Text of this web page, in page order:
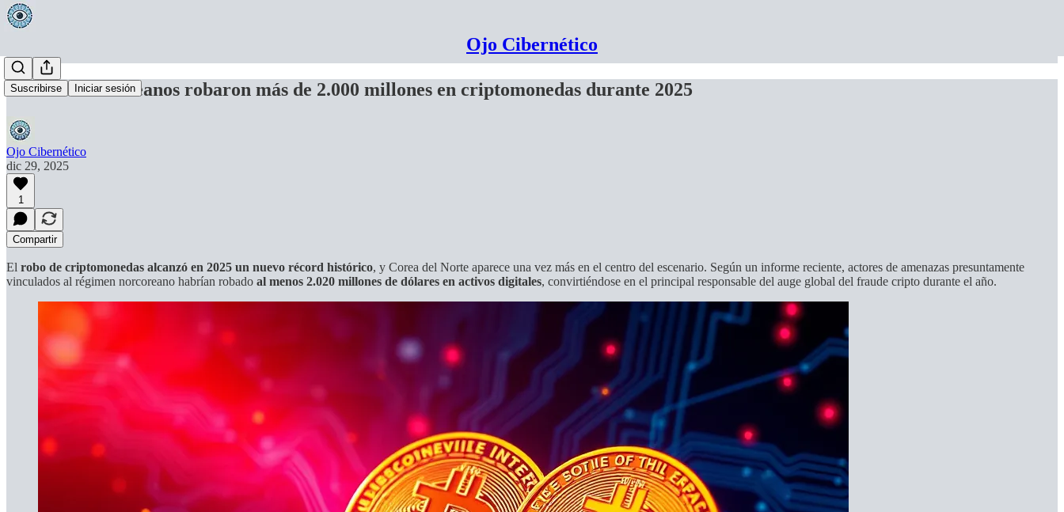
Ojo Cibernético
Suscribirse Iniciar sesión
Hackers norcoreanos robaron más de 2.000 millones en criptomonedas durante 2025
Ojo Cibernético
dic 29, 2025
1
Compartir
El robo de criptomonedas alcanzó en 2025 un nuevo récord histórico, y Corea del Norte aparece una vez más en el centro del escenario. Según un informe reciente, actores de amenazas presuntamente
vinculados al régimen norcoreano habrían robado al menos 2.020 millones de dólares en activos digitales, convirtiéndose en el principal responsable del auge global del fraude cripto durante el año.